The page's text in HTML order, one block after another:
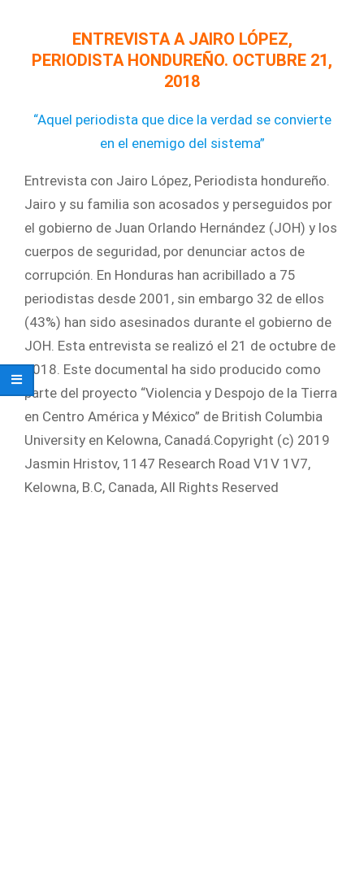
ENTREVISTA A JAIRO LÓPEZ,
PERIODISTA HONDUREÑO. OCTUBRE 21,
2018
“Aquel periodista que dice la verdad se convierte
en el enemigo del sistema”
Entrevista con Jairo López, Periodista hondureño.
Jairo y su familia son acosados y perseguidos por
el gobierno de Juan Orlando Hernández (JOH) y los
cuerpos de seguridad, por denunciar actos de
corrupción. En Honduras han acribillado a 75
periodistas desde 2001, sin embargo 32 de ellos
(43%) han sido asesinados durante el gobierno de
JOH. Esta entrevista se realizó el 21 de octubre de
2018. Este documental ha sido producido como
parte del proyecto “Violencia y Despojo de la Tierra
en Centro América y México” de British Columbia
University en Kelowna, Canadá.Copyright (c) 2019
Jasmin Hristov, 1147 Research Road V1V 1V7,
Kelowna, B.C, Canada, All Rights Reserved